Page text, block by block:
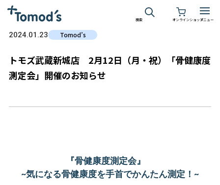
検索 オンラインショップメニュー
2024.01.23 Tomod’s
トモズ武蔵新城店 2月12日（月・祝）「骨健康度
測定会」開催のお知らせ
『骨健康度測定会』
~気になる骨健康度を手首でかんたん測定！~